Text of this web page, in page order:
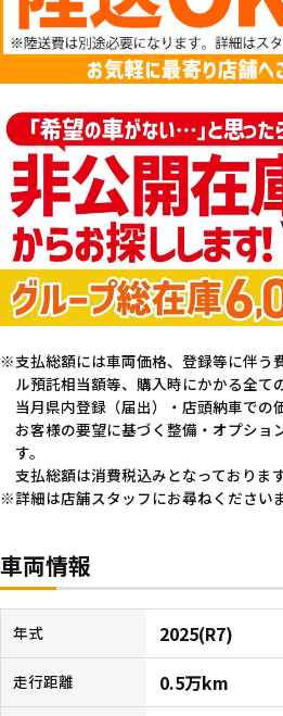
支払総額には車両価格、登録等に伴う
ル預託相当額等、購入時にかかる全て
当月県内登録（届出）・店頭納車での
お客様の要望に基づく整備・オプショ
す。
支払総額は消費税込みとなっております
詳細は店舗スタッフにお尋ねください
車両情報
年式 2025(R7)
走行距離 0.5万km